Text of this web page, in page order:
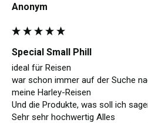
Anonym
Special Small Phill
ideal für Reisen
war schon immer auf der Suche
meine Harley-Reisen
Und die Produkte, was soll ich
Sehr sehr hochwertig Alles